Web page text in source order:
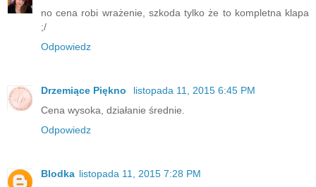
no cena robi wrażenie, szkoda tylko że to kompletna klapa
;/
Odpowiedz
Drzemiące Piękno
listopada 11, 2015 6:45 PM
Cena wysoka, działanie średnie.
Odpowiedz
Blodka listopada 11, 2015 7:28 PM